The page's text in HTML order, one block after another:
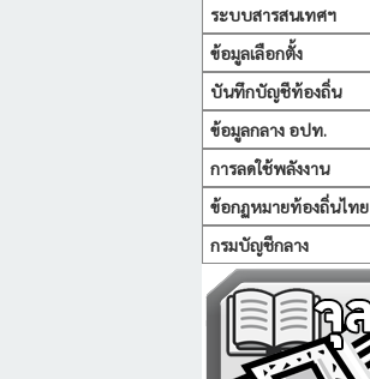
ระบบสารสนเทศฯ
ข้อมูลเลือกตั้ง
บันทึกบัญชีท้องถิ่น
ข้อมูลกลาง อปท.
การลดใช้พลังงาน
ข้อกฏหมายท้องถิ่นไทย
กรมบัญชีกลาง